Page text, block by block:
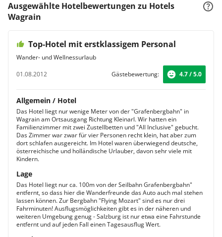
Ausgewählte Hotelbewertungen zu Hotels
Wagrain
Top-Hotel mit erstklassigem Personal
Wander- und Wellnessurlaub
01.08.2012
Gästebewertung: 4.7 / 5.0
Allgemein / Hotel
Das Hotel liegt nur wenige Meter von der "Grafenbergbahn" in
Wagrain am Ortsausgang Richtung Kleinarl. Wir hatten ein
Familienzimmer mit zwei Zustellbetten und "All Inclusive" gebucht.
Das Zimmer war zwar für vier Personen recht klein, hat aber zum
dort schlafen ausgereicht. Im Hotel waren überwiegend deutsche,
österreichische und holländische Urlauber, davon sehr viele mit
Kindern.
Lage
Das Hotel liegt nur ca. 100m von der Seilbahn Grafenbergbahn"
entfernt, so dass hier die Wanderfreunde das Auto auch mal stehen
lassen können. Zur Bergbahn "Flying Mozart" sind es nur drei
Fahrminuten! Ausflugsmöglichkeiten gibt es in der näheren und
weiteren Umgebung genug - Salzburg ist nur etwa eine Fahrstunde
entfernt und auf jeden Fall einen Tagesausflug Wert.